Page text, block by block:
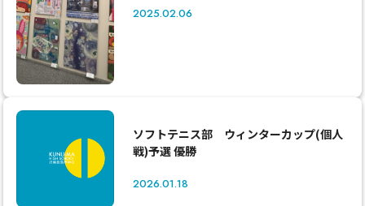
2025.02.06
ソフトテニス部 ウィンターカップ(個人
戦)予選 優勝
2026.01.18